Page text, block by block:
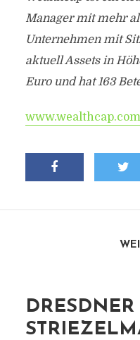
Manager mit mehr
Unternehmen mit
aktuell Assets in
Euro und hat 163
www.wealthcap.com
DRESDNER